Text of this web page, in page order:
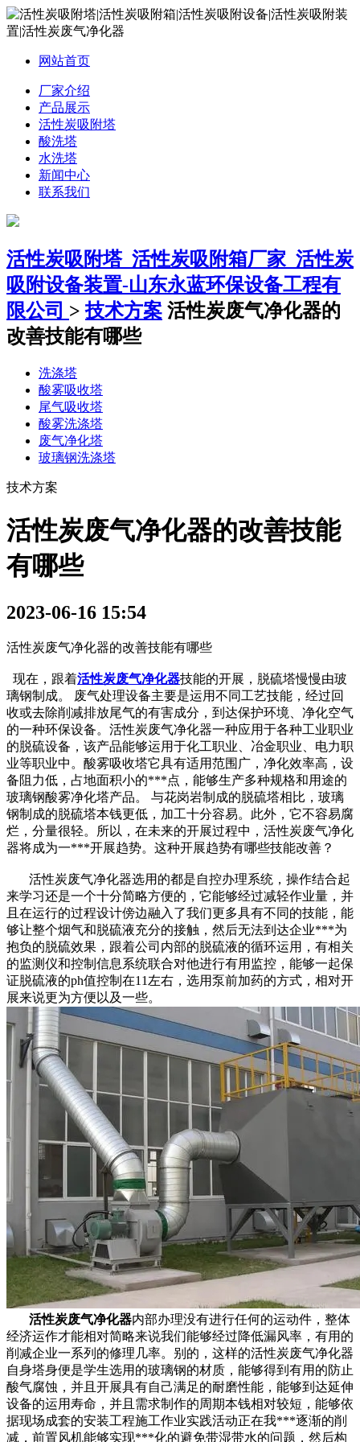
网站首页
厂家介绍
产品展示
活性炭吸附塔
酸洗塔
水洗塔
新闻中心
联系我们
活性炭吸附塔_活性炭吸附箱厂家_活性炭
吸附设备装置-山东永蓝环保设备工程有
限公司 >技术方案 活性炭废气净化器的
改善技能有哪些
洗涤塔
酸雾吸收塔
尾气吸收塔
酸雾洗涤塔
废气净化塔
玻璃钢洗涤塔
技术方案
活性炭废气净化器的改善技能
有哪些
2023-06-16 15:54
活性炭废气净化器的改善技能有哪些
现在，跟着活性炭废气净化器技能的开展，脱硫塔慢慢由玻
璃钢制成。 废气处理设备主要是运用不同工艺技能，经过回
收或去除削减排放尾气的有害成分，到达保护环境、净化空气
的一种环保设备。活性炭废气净化器一种应用于各种工业职业
的脱硫设备，该产品能够运用于化工职业、冶金职业、电力职
业等职业中。酸雾吸收塔它具有适用范围广，净化效率高，设
备阻力低，占地面积小的***点，能够生产多种规格和用途的
玻璃钢酸雾净化塔产品。 与花岗岩制成的脱硫塔相比，玻璃
钢制成的脱硫塔本钱更低，加工十分容易。此外，它不容易腐
烂，分量很轻。所以，在未来的开展过程中，活性炭废气净化
器将成为一***开展趋势。这种开展趋势有哪些技能改善？
活性炭废气净化器选用的都是自控办理系统，操作结合起
来学习还是一个十分简略方便的，它能够经过减轻作业量，并
且在运行的过程设计傍边融入了我们更多具有不同的技能，能
够让整个烟气和脱硫液充分的接触，然后无法到达企业***为
抱负的脱硫效果，跟着公司内部的脱硫液的循环运用，有相关
的监测仪和控制信息系统联合对他进行有用监控，能够一起保
证脱硫液的ph值控制在11左右，选用泵前加药的方式，相对开
展来说更为方便以及一些。
活性炭废气净化器内部办理没有进行任何的运动件，整体
经济运作才能相对简略来说我们能够经过降低漏风率，有用的
削减企业一系列的修理几率。别的，这样的活性炭废气净化器
自身塔身便是学生选用的玻璃钢的材质，能够得到有用的防止
酸气腐蚀，并且开展具有自己满足的耐磨性能，能够到达延伸
设备的运用寿命，并且需求制作的周期本钱相对较短，能够依
据现场成套的安装工程施工作业实践活动正在我***逐渐的削
减，前置风机能够实现***化的避免带湿带水的问题，然后构